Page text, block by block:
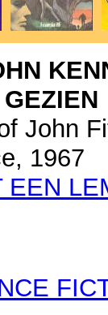
John
1967
EEN